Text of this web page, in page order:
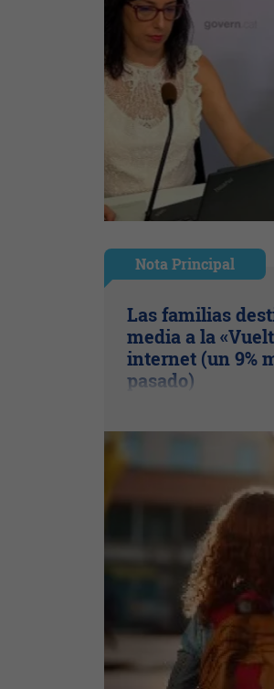
Nota Principal
Las familias
media a la
internet (un 9%
pasado)